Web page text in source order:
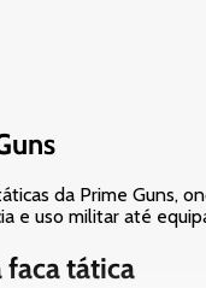
da Prime Guns,
e uso militar até
faca tática